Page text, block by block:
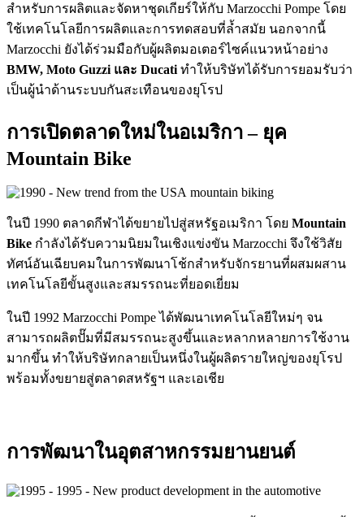
สำหรับการผลิตและจัดหาชุดเกียร์ให้กับ Marzocchi Pompe โดย
ใช้เทคโนโลยีการผลิตและการทดสอบที่ล้ำสมัย นอกจากนี้
Marzocchi ยังได้ร่วมมือกับผู้ผลิตมอเตอร์ไซค์แนวหน้าอย่าง
BMW, Moto Guzzi และ Ducati ทำให้บริษัทได้รับการยอมรับว่า
เป็นผู้นำด้านระบบกันสะเทือนของยุโรป
การเปิดตลาดใหม่ในอเมริกา – ยุค
Mountain Bike
ในปี 1990 ตลาดกีฬาได้ขยายไปสู่สหรัฐอเมริกา โดย Mountain
Bike กำลังได้รับความนิยมในเชิงแข่งขัน Marzocchi จึงใช้วิสัย
ทัศน์อันเฉียบคมในการพัฒนาโช้กสำหรับจักรยานที่ผสมผสาน
เทคโนโลยีขั้นสูงและสมรรถนะที่ยอดเยี่ยม
ในปี 1992 Marzocchi Pompe ได้พัฒนาเทคโนโลยีใหม่ๆ จน
สามารถผลิตปั๊มที่มีสมรรถนะสูงขึ้นและหลากหลายการใช้งาน
มากขึ้น ทำให้บริษัทกลายเป็นหนึ่งในผู้ผลิตรายใหญ่ของยุโรป
พร้อมทั้งขยายสู่ตลาดสหรัฐฯ และเอเชีย
การพัฒนาในอุตสาหกรรมยานยนต์